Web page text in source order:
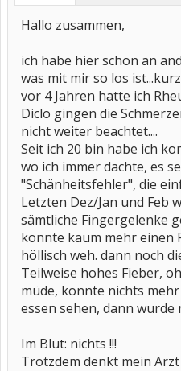
Hallo zusammen,
ich habe hier schon an
was mit mir so los
vor 4 Jahren hatte ich
Diclo gingen die
nicht weiter beachtet....
Seit ich 20 bin habe ich
wo ich immer dachte, es
"Schänheitsfehler", die
Letzten Dez/Jan und Feb
sämtliche Fingergelenke
konnte kaum mehr einen
höllisch weh. dann noch
Teilweise hohes Fieber,
müde, konnte nichts
essen sehen, dann wurde
Im Blut: nichts !!!
Trotzdem denkt mein